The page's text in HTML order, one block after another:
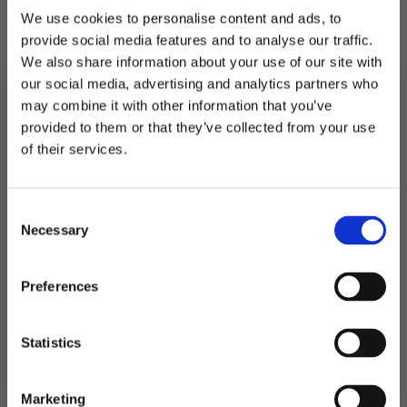
We use cookies to personalise content and ads, to
provide social media features and to analyse our traffic.
We also share information about your use of our site with
our social media, advertising and analytics partners who
may combine it with other information that you’ve
provided to them or that they’ve collected from your use
of their services.
Selection
Necessary
Preferences
Statistics
Marketing
Utsolgt
Kategorier:Baking, Spiselig kakepynt
Stikkord:Allergi, Blomst,Dåp,Konfirmasjon
Ingredienser: 96% sukker, vann, stabilisator
E336, fortykker E414, farge E120 og E163.
Inneholder eggehvite og naturlig vanilje. Kan
Relaterte produkter